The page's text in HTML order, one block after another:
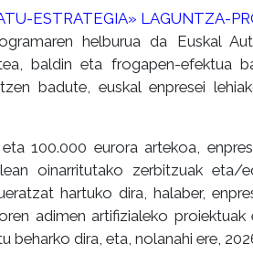
ESTRATEGIA» LAGUNTZA-
helburua da Euskal
baldin eta frogapen-efektua
badute, euskal enpresei
100.000 eurora artekoa,
oinarritutako zerbitzuak eta/
hartuko dira, halaber,
adimen artifizialeko proiektuak
beharko dira, eta, nolanahi ere,